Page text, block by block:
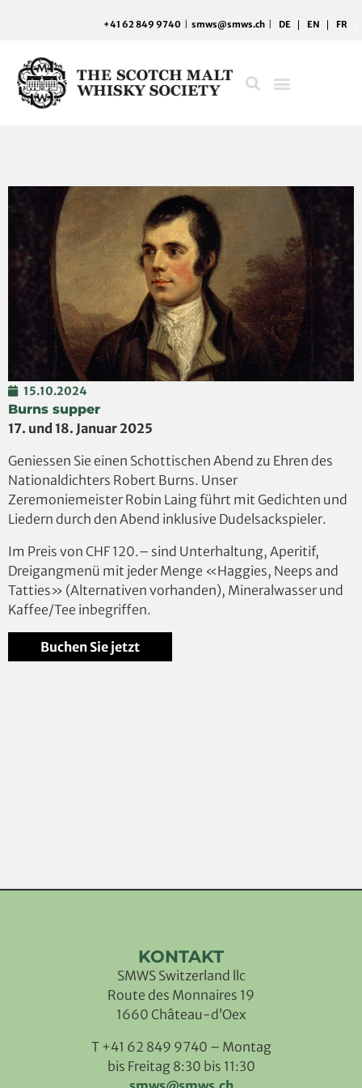
+41 62 849 9740 smws@smws.ch DE EN FR
15.10.2024
Burns supper
17. und 18. Januar 2025
Geniessen Sie einen Schottischen Abend zu Ehren des
Nationaldichters Robert Burns. Unser
Zeremoniemeister Robin Laing führt mit Gedichten und
Liedern durch den Abend inklusive Dudelsackspieler.
Im Preis von CHF 120.– sind Unterhaltung, Aperitif,
Dreigangmenü mit jeder Menge «Haggies, Neeps and
Tatties» (Alternativen vorhanden), Mineralwasser und
Kaffee/Tee inbegriffen.
Buchen Sie jetzt
KONTAKT
SMWS Switzerland llc
Route des Monnaires 19
1660 Château-d’Oex
T +41 62 849 9740 – Montag
bis Freitag 8:30 bis 11:30